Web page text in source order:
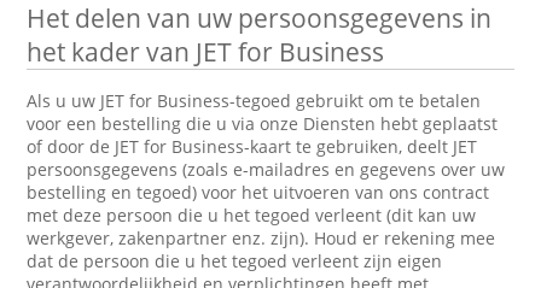
Het delen van uw persoonsgegevens in
het kader van JET for Business
Als u uw JET for Business-tegoed gebruikt om te betalen
voor een bestelling die u via onze Diensten hebt geplaatst
of door de JET for Business-kaart te gebruiken, deelt JET
persoonsgegevens (zoals e-mailadres en gegevens over uw
bestelling en tegoed) voor het uitvoeren van ons contract
met deze persoon die u het tegoed verleent (dit kan uw
werkgever, zakenpartner enz. zijn). Houd er rekening mee
dat de persoon die u het tegoed verleent zijn eigen